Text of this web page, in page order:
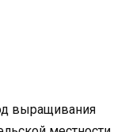
выращивания